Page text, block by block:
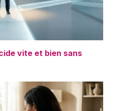
vite et bien sans